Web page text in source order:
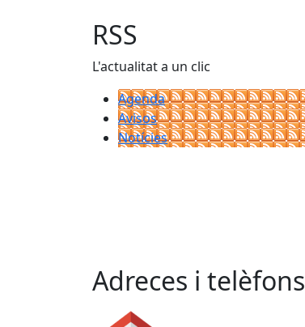
RSS
L'actualitat a un clic
Agenda
Avisos
Notícies
Adreces i telèfons